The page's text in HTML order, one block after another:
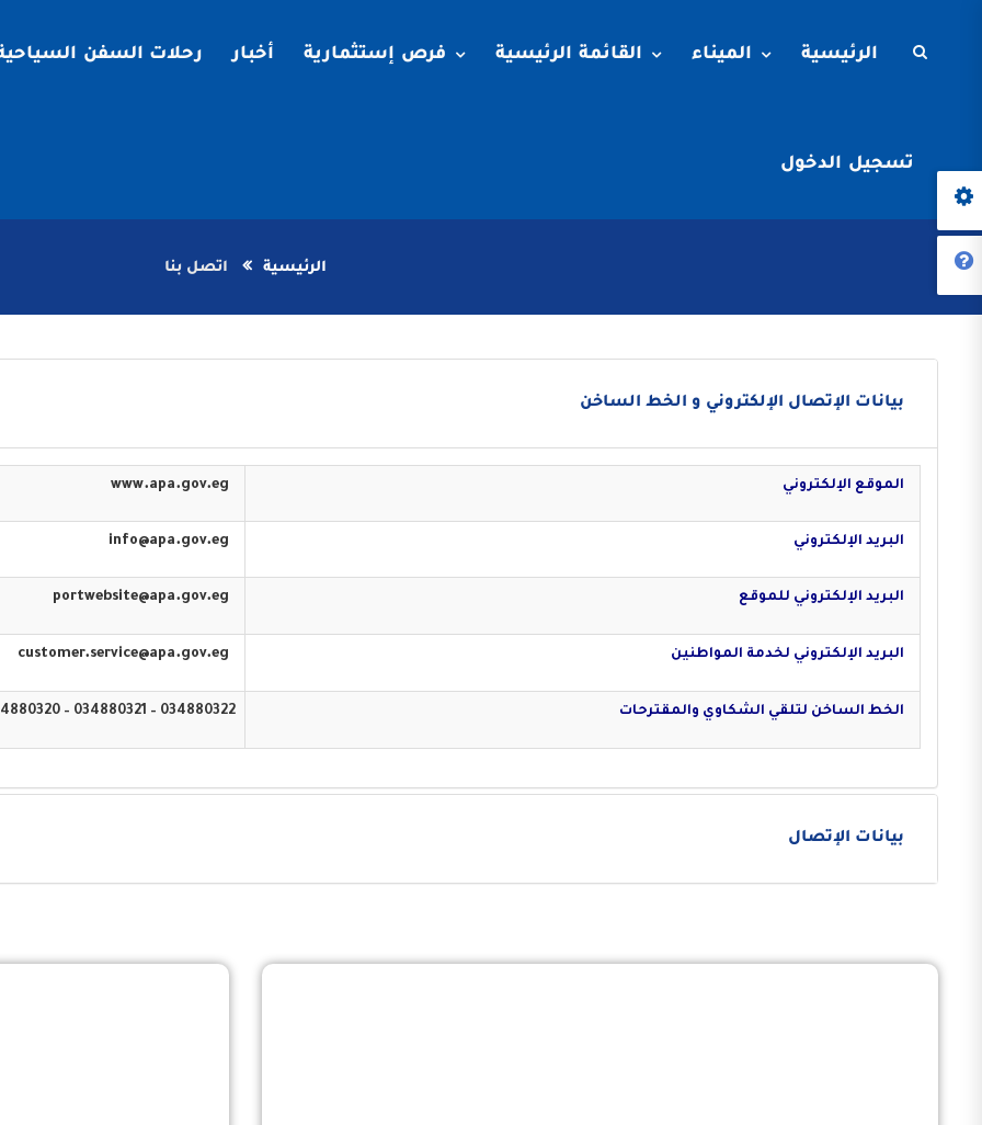
الرئيسية الميناء القائمة الرئيسية فرص إستثمارية أخبار رحلات السفن
تسجيل الدخول
الرئيسية اتصل بنا
بيانات الإتصال الإلكتروني و الخط الساخن
الموقع الإلكتروني
البريد الإلكتروني
البريد الإلكتروني للموقع
البريد الإلكتروني لخدمة المواطنين
الخط الساخن لتلقي الشكاوي والمقترحات 034880322 – 034880321 – 034880320 – 16583
بيانات الإتصال